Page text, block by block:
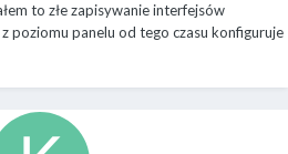
to złe zapisywanie interfejsów
poziomu panelu od tego czasu konfiguruje